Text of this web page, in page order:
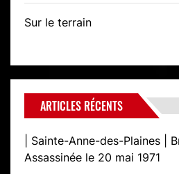
Sur le terrain
ARTICLES RÉCENTS
| Sainte-Anne-des-Plaines |
Assassinée le 20 mai 1971